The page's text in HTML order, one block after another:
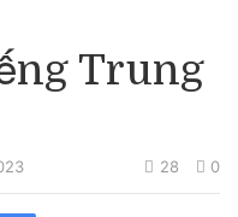
Trung
28 0